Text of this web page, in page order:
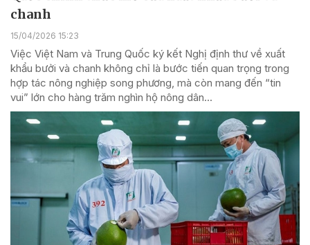
chanh
15/04/2026 15:23
Việc Việt Nam và Trung Quốc ký kết Nghị định thư về xuất
khẩu bưởi và chanh không chỉ là bước tiến quan trọng trong
hợp tác nông nghiệp song phương, mà còn mang đến “tin
vui” lớn cho hàng trăm nghìn hộ nông dân...